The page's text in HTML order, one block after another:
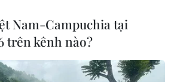
sách sửa đổi
dụng tài sản
Nam-Campuchia tại
trên kênh nào?